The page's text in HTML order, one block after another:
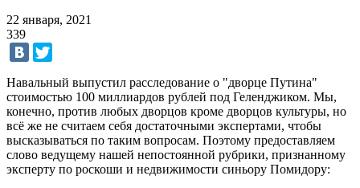
22 января, 2021
339
Навальный выпустил расследование о "дворце Путина"
стоимостью 100 миллиардов рублей под Геленджиком. Мы,
конечно, против любых дворцов кроме дворцов культуры, но
всё же не считаем себя достаточными экспертами, чтобы
высказываться по таким вопросам. Поэтому предоставляем
слово ведущему нашей непостоянной рубрики, признанному
эксперту по роскоши и недвижимости синьору Помидору: